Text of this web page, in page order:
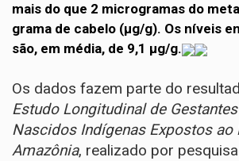
mais do que 2 microgramas do
grama de cabelo (µg/g). Os níveis
são, em média, de 9,1 µg/g.
Os dados fazem parte do
Estudo Longitudinal de
Nascidos Indígenas Expostos ao
Amazônia, realizado por